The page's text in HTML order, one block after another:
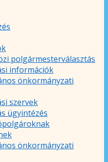
polgármesterválasztás
információk
önkormányzati
szervek
ügyintézés
önkormányzati